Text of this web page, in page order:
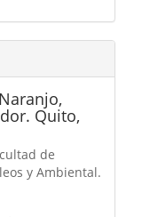
Quito,
de
y Ambiental.